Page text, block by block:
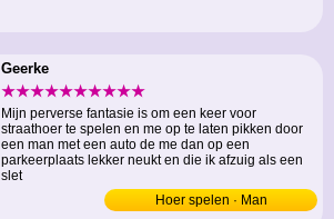
Geerke
★★★★★★★★★★
Mijn perverse fantasie is om een keer voor
straathoer te spelen en me op te laten pikken door
een man met een auto de me dan op een
parkeerplaats lekker neukt en die ik afzuig als een
slet
Hoer spelen · Man